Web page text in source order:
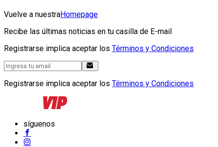
Vuelve a nuestraHomepage
Recibe las últimas noticias en tu casilla de E-mail
Registrarse implica aceptar los Términos y Condiciones
Registrarse implica aceptar los Términos y Condiciones
síguenos